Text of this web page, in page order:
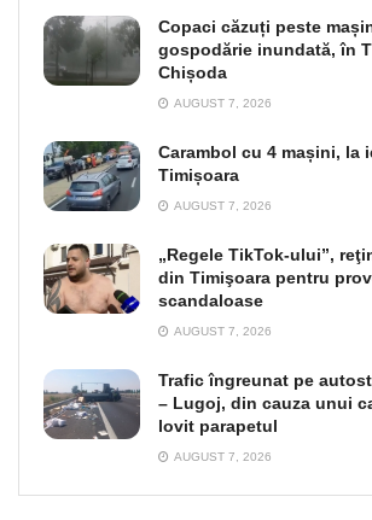
Copaci căzuți peste
gospodărie inundată, în
Chișoda
AUGUST 7, 2026
Carambol cu 4 mașini, la
Timișoara
AUGUST 7, 2026
„Regele TikTok-ului”,
din Timişoara pentru
scandaloase
AUGUST 7, 2026
Trafic îngreunat pe
– Lugoj, din cauza unui
lovit parapetul
AUGUST 7, 2026